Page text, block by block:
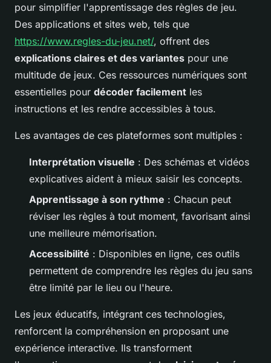
pour simplifier l'apprentissage des règles de jeu.
Des applications et sites web, tels que
https://www.regles-du-jeu.net/, offrent des
explications claires et des variantes pour une
multitude de jeux. Ces ressources numériques sont
essentielles pour décoder facilement les
instructions et les rendre accessibles à tous.
Les avantages de ces plateformes sont multiples :
Interprétation visuelle : Des schémas et vidéos
explicatives aident à mieux saisir les concepts.
Apprentissage à son rythme : Chacun peut
réviser les règles à tout moment, favorisant ainsi
une meilleure mémorisation.
Accessibilité : Disponibles en ligne, ces outils
permettent de comprendre les règles du jeu sans
être limité par le lieu ou l'heure.
Les jeux éducatifs, intégrant ces technologies,
renforcent la compréhension en proposant une
expérience interactive. Ils transforment